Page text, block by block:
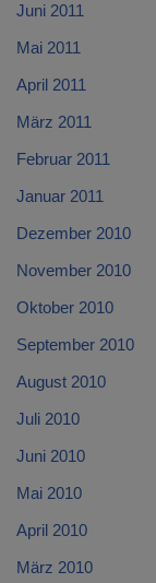
Juni 2011
Mai 2011
April 2011
März 2011
Februar 2011
Januar 2011
Dezember 2010
November 2010
Oktober 2010
September 2010
August 2010
Juli 2010
Juni 2010
Mai 2010
April 2010
März 2010